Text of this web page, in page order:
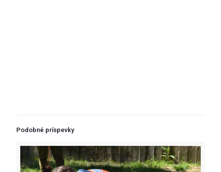
Podobné príspevky